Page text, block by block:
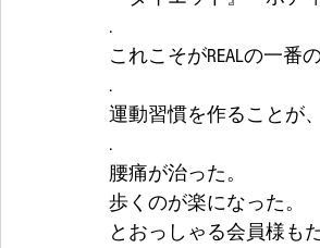
.
これこそがREALの一番
.
運動習慣を作ることが
.
腰痛が治った。
歩くのが楽になった。
とおっしゃる会員様も